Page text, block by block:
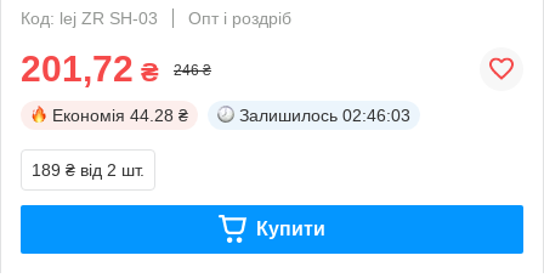
Код: lej ZR SH-03
Опт і роздріб
201,72 ₴ 246 ₴
Економія 44.28 ₴ Залишилось 02:46:03
189 ₴ від 2 шт.
Купити